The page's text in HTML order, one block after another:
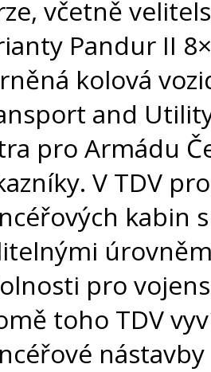
včetně
Pandur II
kolová
and
pro Armádu
V TDV
kabin
pro
toho TDV